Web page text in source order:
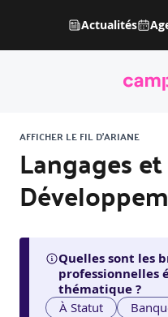
Actualités
AFFICHER LE FIL D'ARIANE
Langages et
Quelles sont les
professionnelles
thématique ?
À Statut